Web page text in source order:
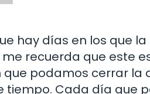
hay días en los que
recuerda que este
podamos cerrar la
tiempo. Cada día que